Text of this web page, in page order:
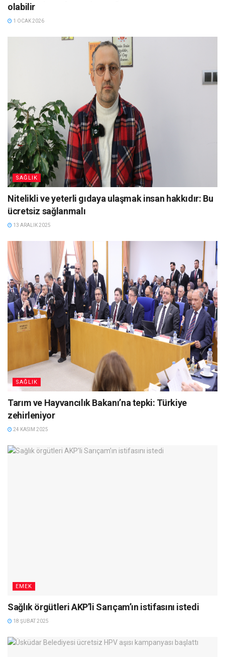
olabilir
1 OCAK 2026
SAĞLIK
Nitelikli ve yeterli gıdaya ulaşmak insan hakkıdır: Bu
ücretsiz sağlanmalı
13 ARALIK 2025
SAĞLIK
Tarım ve Hayvancılık Bakanı’na tepki: Türkiye
zehirleniyor
24 KASIM 2025
EMEK
Sağlık örgütleri AKP’li Sarıçam’ın istifasını istedi
18 ŞUBAT 2025